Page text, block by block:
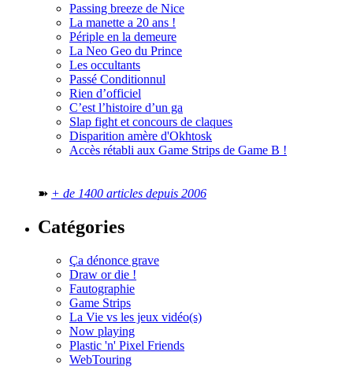
Passing breeze de Nice
La manette a 20 ans !
Périple en la demeure
La Neo Geo du Prince
Les occultants
Passé Conditionnul
Rien d’officiel
C’est l’histoire d’un ga
Slap fight et concours de claques
Disparition amère d'Okhtosk
Accès rétabli aux Game Strips de Game B !
➽ + de 1400 articles depuis 2006
Catégories
Ça dénonce grave
Draw or die !
Fautographie
Game Strips
La Vie vs les jeux vidéo(s)
Now playing
Plastic 'n' Pixel Friends
WebTouring